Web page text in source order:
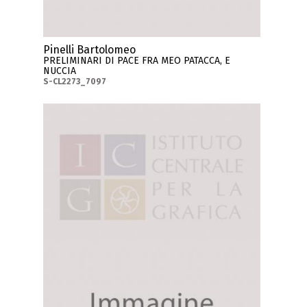
Pinelli Bartolomeo
PRELIMINARI DI PACE FRA MEO PATACCA, E
NUCCIA
S-CL2273_7097